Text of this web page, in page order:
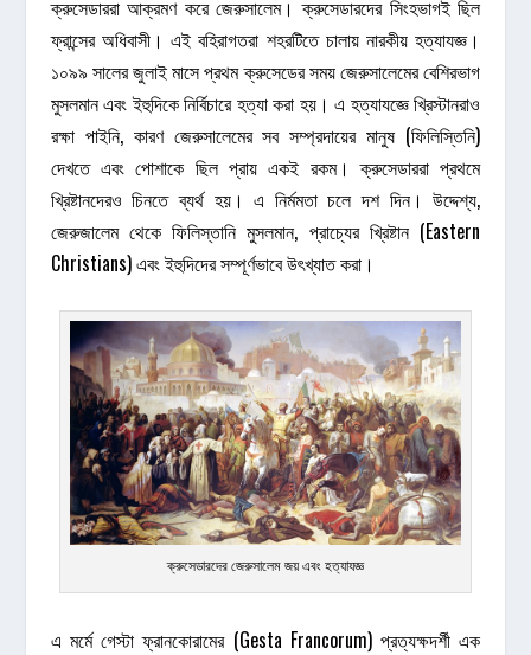
ক্রুসেডাররা আক্রমণ করে জেরুসালেম। ক্রুসেডারদের সিংহভাগই ছিল
ফ্রান্সের অধিবাসী। এই বহিরাগতরা শহরটিতে চালায় নারকীয় হত্যাযজ্ঞ।
১০৯৯ সালের জুলাই মাসে প্রথম ক্রুসেডের সময় জেরুসালেমের বেশিরভাগ
মুসলমান এবং ইহুদিকে নির্বিচারে হত্যা করা হয়। এ হত্যাযজ্ঞে খ্রিস্টানরাও
রক্ষা পাইনি, কারণ জেরুসালেমের সব সম্প্রদায়ের মানুষ (ফিলিস্তিনি)
দেখতে এবং পোশাকে ছিল প্রায় একই রকম। ক্রুসেডাররা প্রথমে
খ্রিষ্টানদেরও চিনতে ব্যর্থ হয়। এ নির্মমতা চলে দশ দিন। উদ্দেশ্য,
জেরুজালেম থেকে ফিলিস্তানি মুসলমান, প্রাচ্যের খ্রিষ্টান (Eastern
Christians) এবং ইহুদিদের সম্পূর্ণভাবে উৎখ্যাত করা।
ক্রুসেডারদের জেরুসালেম জয় এবং হত্যাযজ্ঞ
এ মর্মে গেস্টা ফ্রানকোরামের (Gesta Francorum) প্রত্যক্ষদর্শী এক